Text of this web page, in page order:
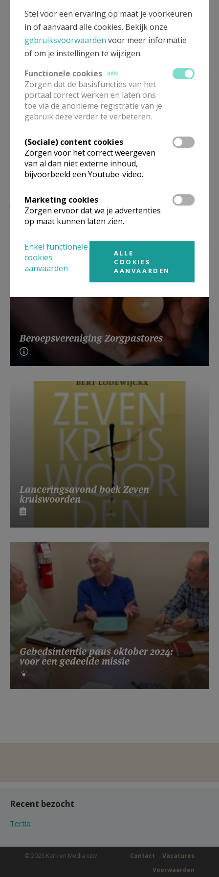
Meer
Blog
Deel dit artikel
Lees meer
Beroepsvereniging Zorgpastores
Lanceringsavond boek Zeven
kruiswoorden
Gebedsintentie paus oktober 2024:
voor een gedeelde missie
Recent bezocht
Tertio
© 2026 Kerk en Media vzw Vacatures
Contact
Voorwaarden
Stel voor een ervaring op maat je voorkeuren
in of aanvaard alle cookies. Bekijk onze
gebruiksvoorwaarden voor meer informatie
of om je instellingen te wijzigen.
Functionele cookies
AAN
Zorgen dat de basisfuncties van het
portaal correct werken en laten ons
toe via de anonieme registratie van je
gebruik deze verder te verbeteren.
(Sociale) content cookies
Zorgen voor het correct weergeven
van al dan niet externe inhoud,
bijvoorbeeld een Youtube-video.
Marketing cookies
Zorgen ervoor dat we je advertenties
op maat kunnen laten zien.
Enkel functionele
cookies
aanvaarden
ALLE
COOKIES
AANVAARDEN